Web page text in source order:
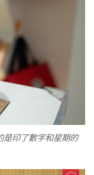
是印了數字和星期的